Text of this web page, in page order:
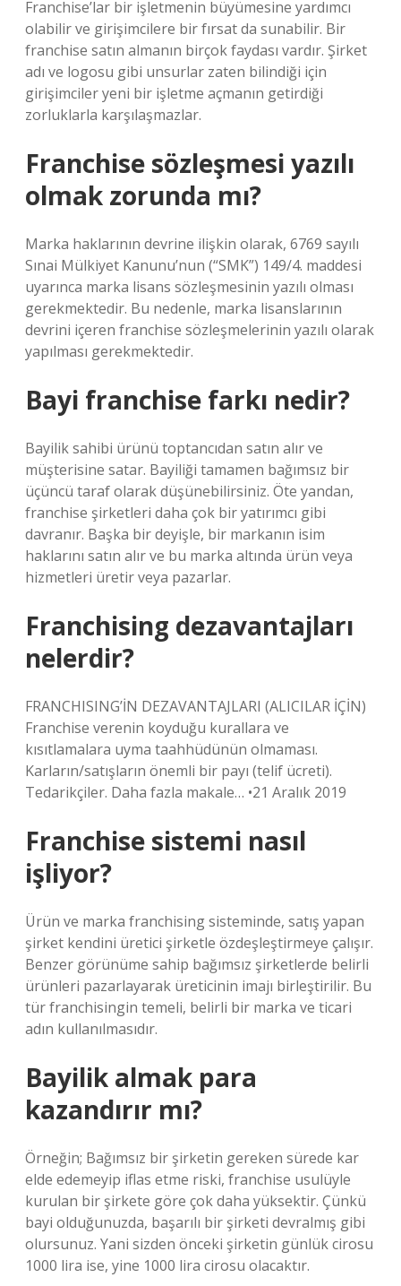
Franchise’lar bir işletmenin büyümesine yardımcı
olabilir ve girişimcilere bir fırsat da sunabilir. Bir
franchise satın almanın birçok faydası vardır. Şirket
adı ve logosu gibi unsurlar zaten bilindiği için
girişimciler yeni bir işletme açmanın getirdiği
zorluklarla karşılaşmazlar.
Franchise sözleşmesi yazılı
olmak zorunda mı?
Marka haklarının devrine ilişkin olarak, 6769 sayılı
Sınai Mülkiyet Kanunu’nun (“SMK”) 149/4. maddesi
uyarınca marka lisans sözleşmesinin yazılı olması
gerekmektedir. Bu nedenle, marka lisanslarının
devrini içeren franchise sözleşmelerinin yazılı olarak
yapılması gerekmektedir.
Bayi franchise farkı nedir?
Bayilik sahibi ürünü toptancıdan satın alır ve
müşterisine satar. Bayiliği tamamen bağımsız bir
üçüncü taraf olarak düşünebilirsiniz. Öte yandan,
franchise şirketleri daha çok bir yatırımcı gibi
davranır. Başka bir deyişle, bir markanın isim
haklarını satın alır ve bu marka altında ürün veya
hizmetleri üretir veya pazarlar.
Franchising dezavantajları
nelerdir?
FRANCHISING’İN DEZAVANTAJLARI (ALICILAR İÇİN)
Franchise verenin koyduğu kurallara ve
kısıtlamalara uyma taahhüdünün olmaması.
Karların/satışların önemli bir payı (telif ücreti).
Tedarikçiler. Daha fazla makale… •21 Aralık 2019
Franchise sistemi nasıl
işliyor?
Ürün ve marka franchising sisteminde, satış yapan
şirket kendini üretici şirketle özdeşleştirmeye çalışır.
Benzer görünüme sahip bağımsız şirketlerde belirli
ürünleri pazarlayarak üreticinin imajı birleştirilir. Bu
tür franchisingin temeli, belirli bir marka ve ticari
adın kullanılmasıdır.
Bayilik almak para
kazandırır mı?
Örneğin; Bağımsız bir şirketin gereken sürede kar
elde edemeyip iflas etme riski, franchise usulüyle
kurulan bir şirkete göre çok daha yüksektir. Çünkü
bayi olduğunuzda, başarılı bir şirketi devralmış gibi
olursunuz. Yani sizden önceki şirketin günlük cirosu
1000 lira ise, yine 1000 lira cirosu olacaktır.